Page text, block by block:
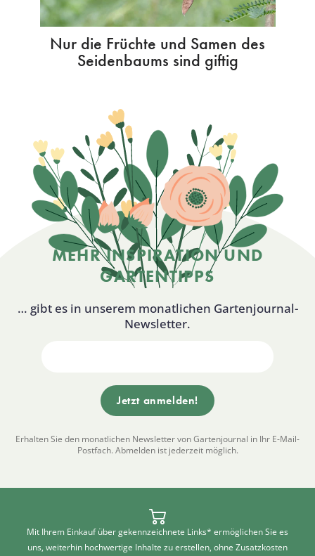
Nur die Früchte und Samen des
Seidenbaums sind giftig
MEHR INSPIRATION UND
GARTENTIPPS
… gibt es in unserem monatlichen Gartenjournal-
Newsletter.
Erhalten Sie den monatlichen Newsletter von Gartenjournal in Ihr E-Mail-
Postfach. Abmelden ist jederzeit möglich.
Mit Ihrem Einkauf über gekennzeichnete Links* ermöglichen Sie es
uns, weiterhin hochwertige Inhalte zu erstellen, ohne Zusatzkosten